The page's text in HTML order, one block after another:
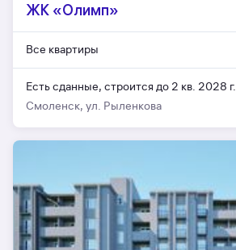
ЖК «Олимп»
Все квартиры
Есть сданные, строится до 2 кв. 2028 г.
Смоленск, ул. Рыленкова